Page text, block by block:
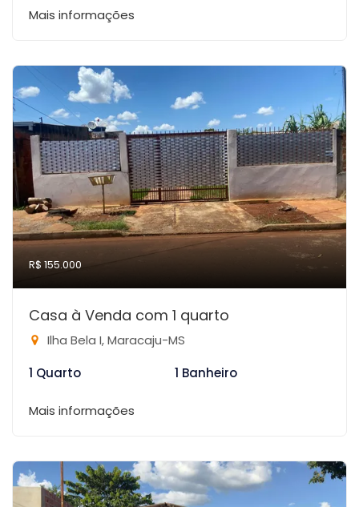
Mais informações
R$ 155.000
Casa à Venda com 1 quarto
Ilha Bela I, Maracaju-MS
1 Quarto
1 Banheiro
Mais informações